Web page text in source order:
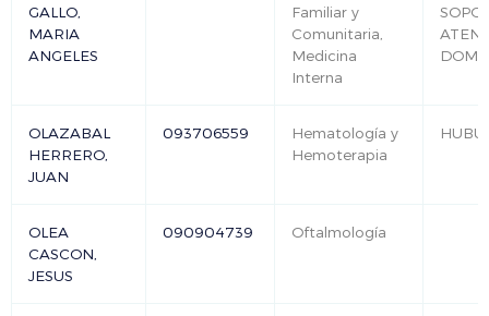
GALLO,
MARIA
ANGELES
Familiar y
Comunitaria,
Medicina
Interna
OLAZABAL
HERRERO,
JUAN
093706559
Hematología y
Hemoterapia
HUBU
OLEA
CASCON,
JESUS
090904739 Oftalmología